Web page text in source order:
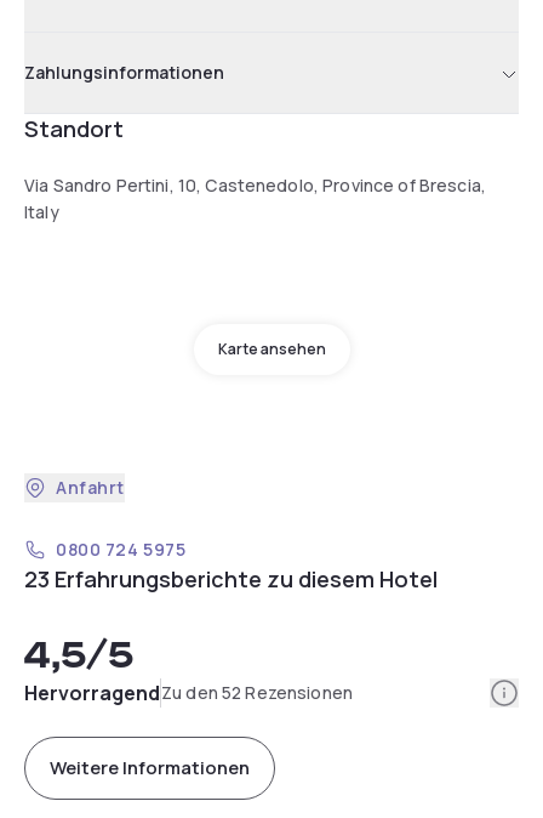
Zahlungsinformationen
Standort
Via Sandro Pertini, 10, Castenedolo, Province of Brescia,
Italy
Karte ansehen
Anfahrt
0800 724 5975
23 Erfahrungsberichte zu diesem Hotel
4,5/5
HervorragendZu den 52 Rezensionen
Weitere Informationen